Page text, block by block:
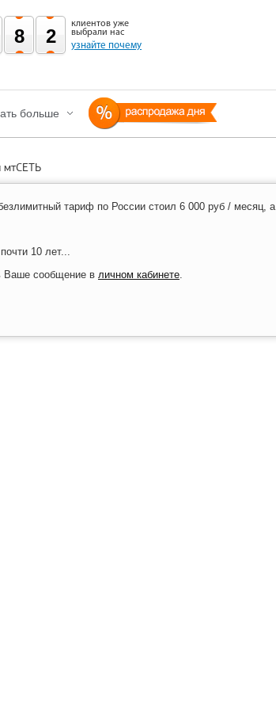
клиентов уже
выбрали нас
узнайте почему
больше
мтСЕТЬ
тариф по России стоил 6 000 руб / месяц, а
10 лет...
Ваше сообщение в личном кабинете